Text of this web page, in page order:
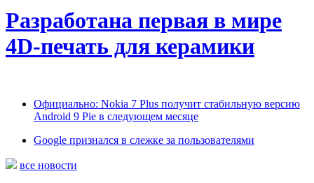
Разработана первая в мире
4D-печать для керамики
Официально: Nokia 7 Plus получит стабильную версию
Android 9 Pie в следующем месяце
Google признался в слежке за пользователями
все новости